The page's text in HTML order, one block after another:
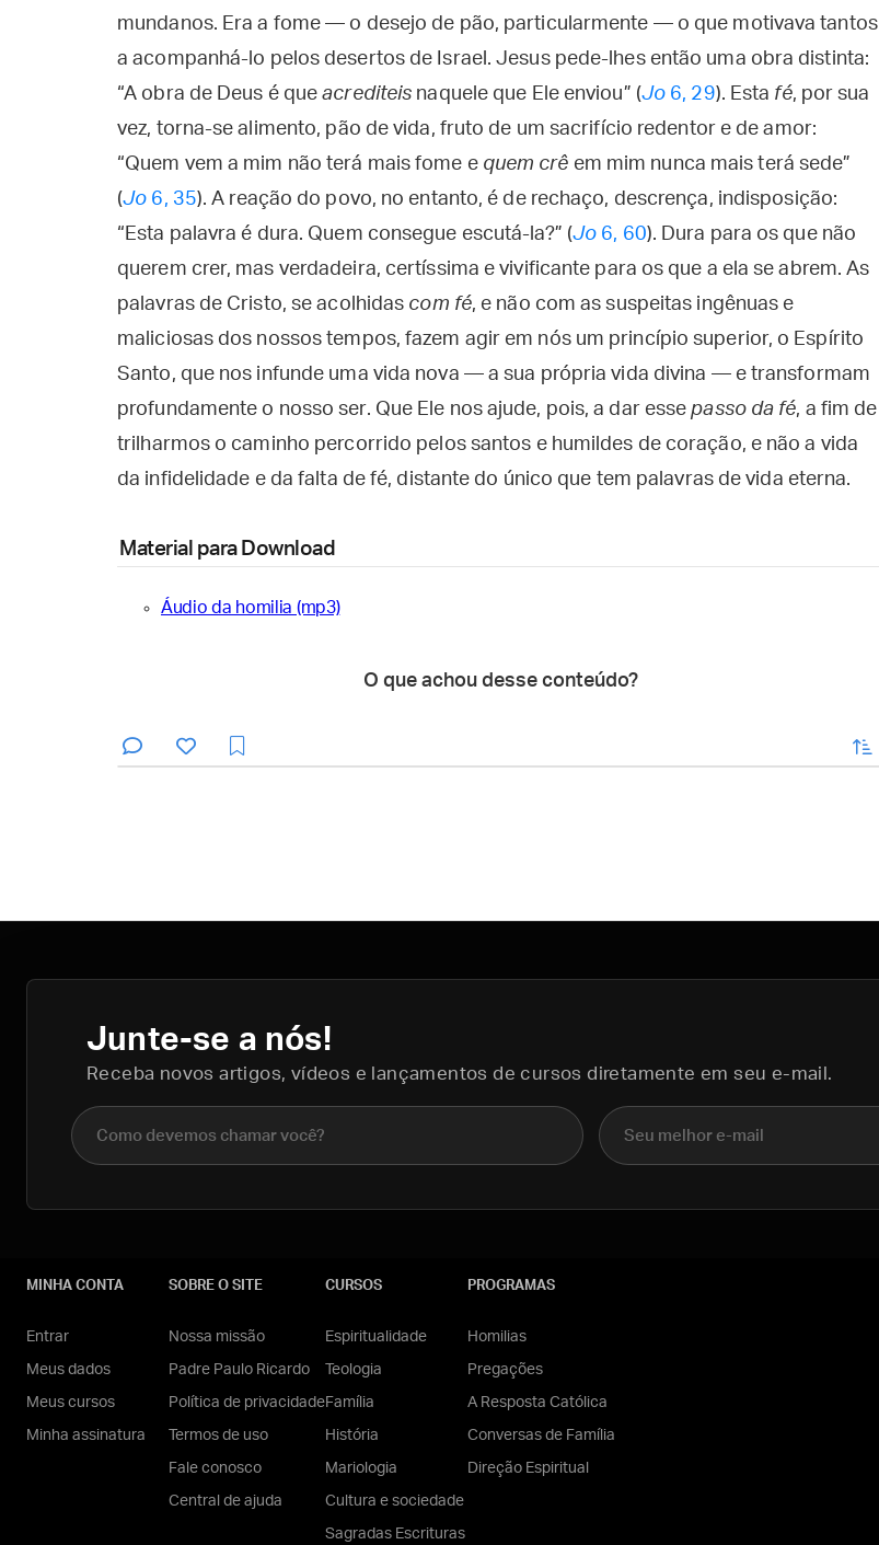
mundanos. Era a fome — o desejo de pão, particularmente — o que motivava tantos
a acompanhá-lo pelos desertos de Israel. Jesus pede-lhes então uma obra distinta:
“A obra de Deus é queacrediteis naquele que Ele enviou” (Jo 6, 29). Esta fé, por sua
vez, torna-se alimento, pão de vida, fruto de um sacrifício redentor e de amor:
“Quem vem a mim não terá mais fome e quem crê em mim nunca mais terá sede”
(Jo 6, 35). A reação do povo, no entanto, é de rechaço, descrença, indisposição:
“Esta palavra é dura. Quem consegue escutá-la?” (Jo 6, 60). Dura para os que não
querem crer, mas verdadeira, certíssima e vivificante para os que a ela se abrem. As
palavras de Cristo, se acolhidas com fé, e não com as suspeitas ingênuas e
maliciosas dos nossos tempos, fazem agir em nós um princípio superior, o Espírito
Santo, que nos infunde uma vida nova — a sua própria vida divina — e transformam
profundamente o nosso ser. Que Ele nos ajude, pois, a dar essepasso da fé, a fim de
trilharmos o caminho percorrido pelos santos e humildes de coração, e não a vida
da infidelidade e da falta de fé, distante do único que tem palavras de vida eterna.
Material para Download
Áudio da homilia (mp3)
O que achou desse conteúdo?
enviar
Junte-se a nós!
Receba novos artigos, vídeos e lançamentos de cursos diretamente em seu e-mail.
Nome completo E-mail
MINHA CONTA
Entrar
Meus dados
Meus cursos
Minha assinatura
SOBRE O SITE
Nossa missão
Padre Paulo Ricardo
Política de privacidade
Termos de uso
Fale conosco
Central de ajuda
CURSOS
Espiritualidade
Teologia
Família
História
Mariologia
Cultura e sociedade
Sagradas Escrituras
PROGRAMAS
Homilias
Pregações
A Resposta Católica
Conversas de Família
Direção Espiritual